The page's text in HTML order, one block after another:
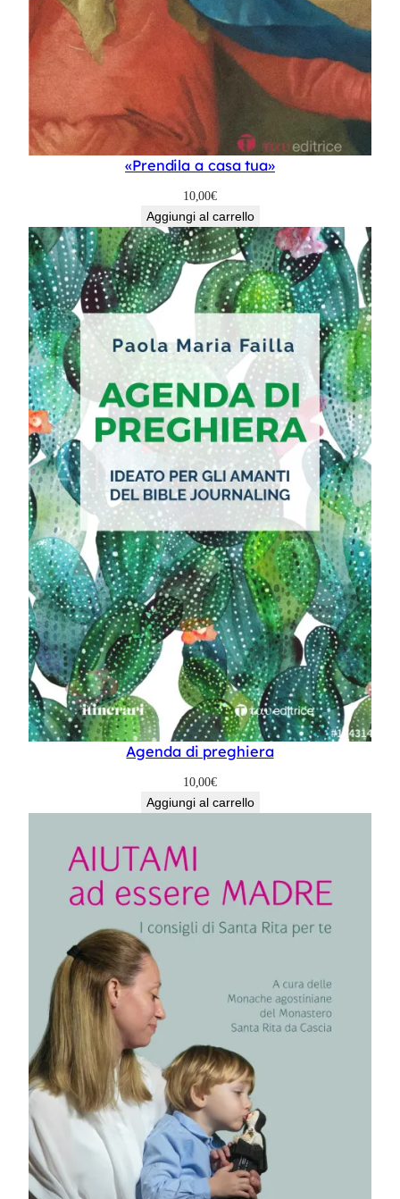
«Prendila a casa tua»
10,00€
Aggiungi al carrello
Agenda di preghiera
10,00€
Aggiungi al carrello